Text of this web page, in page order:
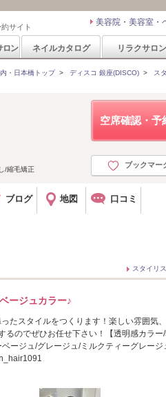
サイト 美容院・美容室・
ロン ネイルカタログ リラクサロン
・日本橋トップ> ディスコ 銀座(DISCO) > ス
空席確認・予
ブックマー
/縮毛矯正
ブログ 地図 口コミ
スタイリ
ージュカラー♪
たスタイルをつくります！楽しい雰囲気
るのでぜひお任せ下さい！【透明感カラー
ージュ/グレージュ/ミルクティーグレージ